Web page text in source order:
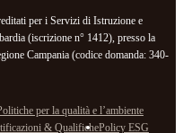
per i Servizi di Istruzione e
(iscrizione n° 1412), presso la
Campania (codice domanda: 340-
per la qualità e l’ambiente
& QualifichePolicy ESG